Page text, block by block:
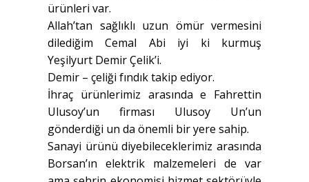
ürünleri var.
Allah’tan sağlıklı uzun ömür vermesini
dilediğim Cemal Abi iyi ki kurmuş
Yeşilyurt Demir Çelik’i.
Demir – çeliği fındık takip ediyor.
İhraç ürünlerimiz arasında e Fahrettin
Ulusoy’un firması Ulusoy Un’un
gönderdiği un da önemli bir yere sahip.
Sanayi ürünü diyebileceklerimiz arasında
Borsan’ın elektrik malzemeleri de var